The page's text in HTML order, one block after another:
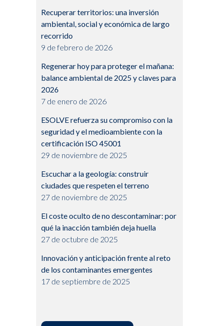
Recuperar territorios: una inversión
ambiental, social y económica de largo
recorrido
9 de febrero de 2026
Regenerar hoy para proteger el mañana:
balance ambiental de 2025 y claves para
2026
7 de enero de 2026
ESOLVE refuerza su compromiso con la
seguridad y el medioambiente con la
certificación ISO 45001
29 de noviembre de 2025
Escuchar a la geología: construir
ciudades que respeten el terreno
27 de noviembre de 2025
El coste oculto de no descontaminar: por
qué la inacción también deja huella
27 de octubre de 2025
Innovación y anticipación frente al reto
de los contaminantes emergentes
17 de septiembre de 2025